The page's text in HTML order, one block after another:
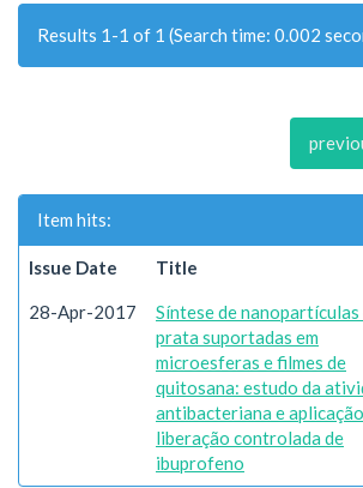
Results 1-1 of 1 (Search time: 0.002
Item hits:
Issue Date Title
28-Apr-2017
Síntese de nanopartículas
prata suportadas em
microesferas e filmes de
quitosana: estudo da
antibacteriana e
liberação controlada de
ibuprofeno